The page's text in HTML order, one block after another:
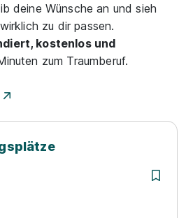
deine Wünsche an und sieh
zu dir passen.
kostenlos und
zum Traumberuf.